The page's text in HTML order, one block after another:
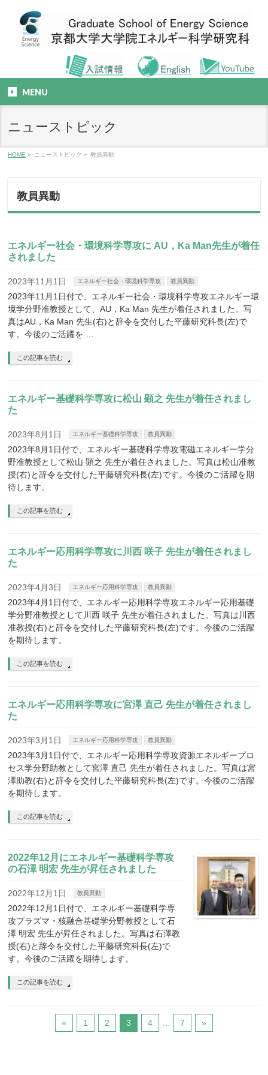
MENU
ニューストピック
HOME » ニューストピック » 教員異動
教員異動
エネルギー社会・環境科学専攻に AU，Ka Man先生が着任
されました
2023年11月1日 エネルギー社会・環境科学専攻 教員異動
2023年11月1日付で、エネルギー社会・環境科学専攻エネルギー環
境学分野准教授として、AU，Ka Man 先生が着任されました。写
真はAU，Ka Man 先生(右)と辞令を交付した平藤研究科長(左)で
す。今後のご活躍を …
この記事を読む
エネルギー基礎科学専攻に松山 顕之 先生が着任されまし
た
2023年8月1日 エネルギー基礎科学専攻 教員異動
2023年8月1日付で、エネルギー基礎科学専攻電磁エネルギー学分
野准教授として松山 顕之 先生が着任されました。写真は松山准教
授(右)と辞令を交付した平藤研究科長(左)です。今後のご活躍を期
待します。
この記事を読む
エネルギー応用科学専攻に川西 咲子 先生が着任されまし
た
2023年4月3日 エネルギー応用科学専攻 教員異動
2023年4月1日付で、エネルギー応用科学専攻エネルギー応用基礎
学分野准教授として川西 咲子 先生が着任されました。写真は川西
准教授(右)と辞令を交付した平藤研究科長(左)です。今後のご活躍
を期待します。
この記事を読む
エネルギー応用科学専攻に宮澤 直己 先生が着任されまし
た
2023年3月1日 エネルギー応用科学専攻 教員異動
2023年3月1日付で、エネルギー応用科学専攻資源エネルギープロ
セス学分野助教として宮澤 直己 先生が着任されました。写真は宮
澤助教(右)と辞令を交付した平藤研究科長(左)です。今後のご活躍
を期待します。
この記事を読む
2022年12月にエネルギー基礎科学専攻
の石澤 明宏 先生が昇任されました
2022年12月1日 教員異動
2022年12月1日付で、エネルギー基礎科学専
攻プラズマ・核融合基礎学分野教授として石
澤 明宏 先生が昇任されました。写真は石澤教
授(右)と辞令を交付した平藤研究科長(左)で
す。今後のご活躍を期待します。
この記事を読む
« 1 2 3 4 … 7 »